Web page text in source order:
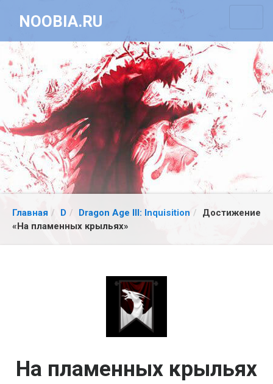
NOOBIA.RU
Главная D Dragon Age III: Inquisition
Достижение
«На пламенных крыльях»
На пламенных крыльях